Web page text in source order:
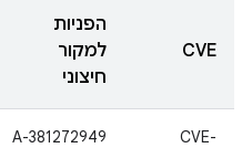
CVE
הפניות
למקור
חיצוני
CVE-
A-381272949